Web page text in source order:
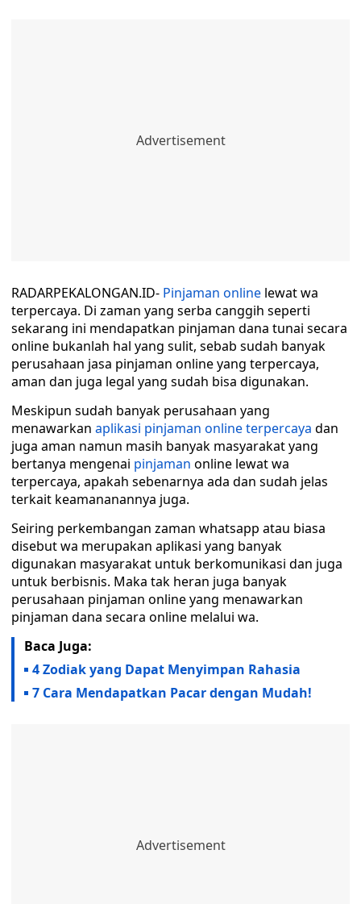
RADARPEKALONGAN.ID- Pinjaman online lewat wa
terpercaya. Di zaman yang serba canggih seperti
sekarang ini mendapatkan pinjaman dana tunai secara
online bukanlah hal yang sulit, sebab sudah banyak
perusahaan jasa pinjaman online yang terpercaya,
aman dan juga legal yang sudah bisa digunakan.
Meskipun sudah banyak perusahaan yang
menawarkan aplikasi pinjaman online terpercaya dan
juga aman namun masih banyak masyarakat yang
bertanya mengenai pinjaman online lewat wa
terpercaya, apakah sebenarnya ada dan sudah jelas
terkait keamananannya juga.
Seiring perkembangan zaman whatsapp atau biasa
disebut wa merupakan aplikasi yang banyak
digunakan masyarakat untuk berkomunikasi dan juga
untuk berbisnis. Maka tak heran juga banyak
perusahaan pinjaman online yang menawarkan
pinjaman dana secara online melalui wa.
Baca Juga:
4 Zodiak yang Dapat Menyimpan Rahasia
7 Cara Mendapatkan Pacar dengan Mudah!